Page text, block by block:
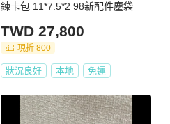
鍊卡包 11*7.5*2 98新配件塵袋
TWD 27,800
現折 800
狀況良好 本地 免運